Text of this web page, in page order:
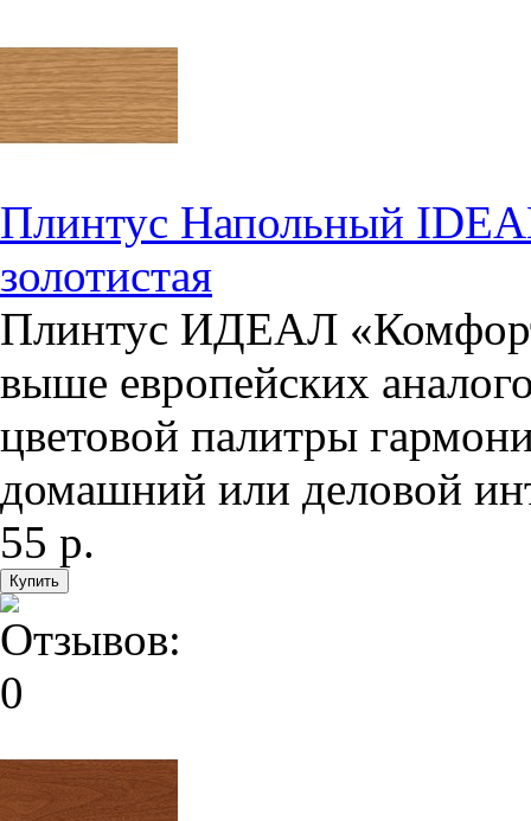
Плинтус Напольный
золотистая
Плинтус ИДЕАЛ
выше европейских
цветовой палитры
домашний или деловой
55 р.